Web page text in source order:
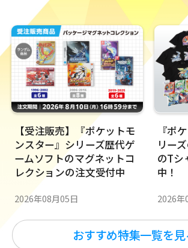
【受注販売】『ポケットモ
ンスター』シリーズ歴代ゲ
ームソフトのマグネットコ
レクションの注文受付中
2026年08月05日
『ポ
リー
のTシ
中！
2026年
おすすめ特集一覧を見